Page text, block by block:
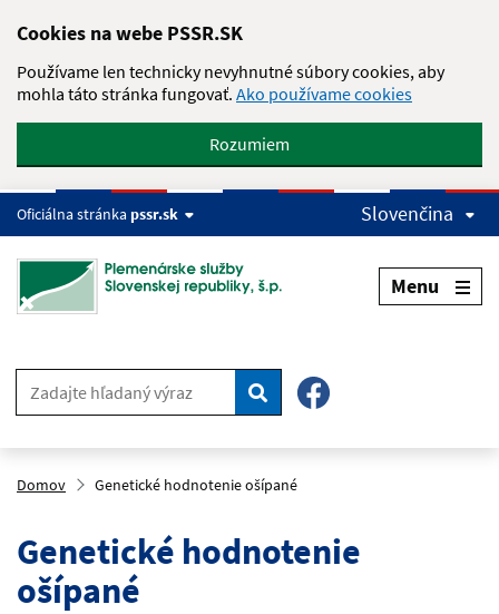
Cookies na webe PSSR.SK
Používame len technicky nevyhnutné súbory cookies, aby
mohla táto stránka fungovať. Ako používame cookies
Rozumiem
Oficiálna stránka pssr.sk Slovenčina
Menu
Hľadať
Domov Genetické hodnotenie ošípané
Genetické hodnotenie
ošípané